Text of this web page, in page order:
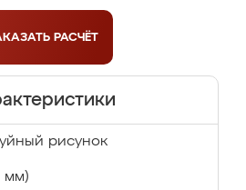
РАСЧЁТ
рисунок
мм)